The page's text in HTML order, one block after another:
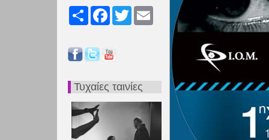
Share FacebookTwitter
Τυχαίες ταινίες